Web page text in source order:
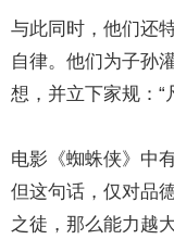
与此同时，他们还
自律。他们为子孙
想，并立下家规：“
电影《蜘蛛侠》中
但这句话，仅对品
之徒，那么能力越